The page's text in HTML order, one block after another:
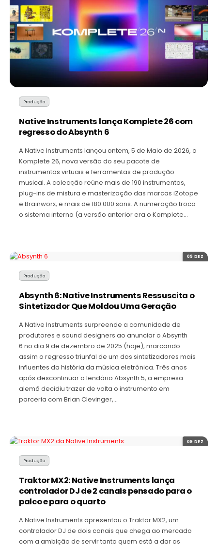
Produção
Native Instruments lança Komplete 26 com
regresso do Absynth 6
A Native Instruments lançou ontem, 5 de Maio de 2026, o
Komplete 26, nova versão do seu pacote de
instrumentos virtuais e ferramentas de produção
musical. A colecção reúne mais de 190 instrumentos,
plug-ins de mistura e masterização das marcas iZotope
e Brainworx, e mais de 180.000 sons. A numeração troca
o sistema interno (a versão anterior era o Komplete…
09 DEZ
Produção
Absynth 6: Native Instruments Ressuscita o
Sintetizador Que Moldou Uma Geração
A Native Instruments surpreende a comunidade de
produtores e sound designers ao anunciar o Absynth
6 no dia 9 de dezembro de 2025 (hoje), marcando
assim o regresso triunfal de um dos sintetizadores mais
influentes da história da música eletrónica. Três anos
após descontinuar o lendário Absynth 5, a empresa
alemã decidiu trazer de volta o instrumento em
parceria com Brian Clevinger,…
09 DEZ
Produção
Traktor MX2: Native Instruments lança
controlador DJ de 2 canais pensado para o
palco e para o quarto
A Native Instruments apresentou o Traktor MX2, um
controlador DJ de dois canais que chega ao mercado
com a ambição de servir tanto quem está a dar os